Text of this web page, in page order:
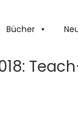
Bücher